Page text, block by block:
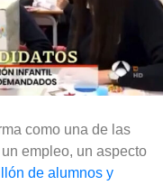
como una de las
empleo, un aspecto
de alumnos y